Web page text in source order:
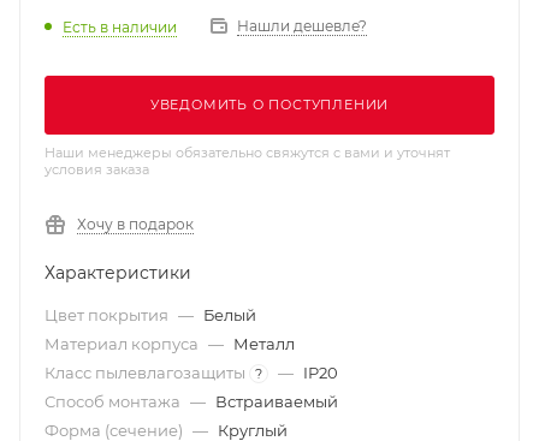
Есть в наличии Нашли дешевле?
УВЕДОМИТЬ О ПОСТУПЛЕНИИ
Наши менеджеры обязательно свяжутся с вами и уточнят
условия заказа
Хочу в подарок
Характеристики
Цвет покрытия — Белый
Материал корпуса — Металл
Класс пылевлагозащиты
? — IP20
Способ монтажа — Встраиваемый
Форма (сечение) — Круглый